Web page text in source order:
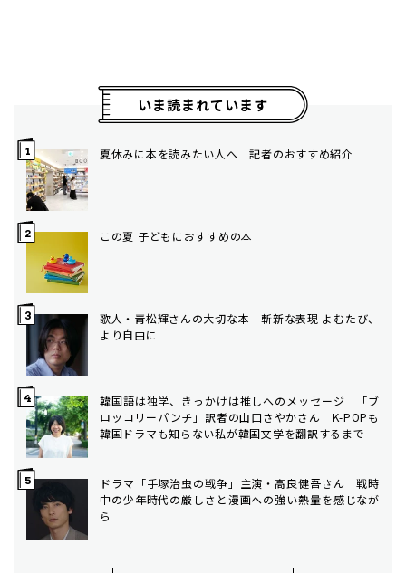
いま読まれています
夏休みに本を読みたい人へ 記者のおすすめ紹介
この夏 子どもにおすすめの本
歌人・青松輝さんの大切な本 斬新な表現 よむたび、
より自由に
韓国語は独学、きっかけは推しへのメッセージ 「ブ
ロッコリーパンチ」訳者の山口さやかさん K-POPも
韓国ドラマも知らない私が韓国文学を翻訳するまで
ドラマ「手塚治虫の戦争」主演・高良健吾さん 戦時
中の少年時代の厳しさと漫画への強い熱量を感じなが
ら